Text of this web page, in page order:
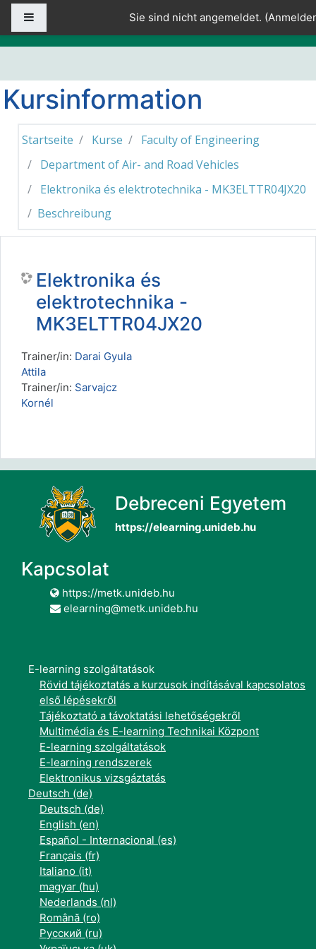
Zum Hauptinhalt
Sie sind nicht angemeldet. (
Kursinformation
Startseite Kurse
Faculty of Engineering
Department of Air- and Road Vehicles
Elektronika és elektrotechnika - MK3ELTTR04JX20
Beschreibung
Elektronika és
elektrotechnika -
MK3ELTTR04JX20
Trainer/in: Darai Gyula
Attila
Trainer/in: Sarvajcz
Kornél
Debreceni Egyetem
https://elearning.unideb.hu
Kapcsolat
https://metk.unideb.hu
elearning@metk.unideb.hu
E-learning szolgáltatások
Rövid tájékoztatás a kurzusok indításával kapcsolatos
első lépésekről
Tájékoztató a távoktatási lehetőségekről
Multimédia és E-learning Technikai Központ
E-learning szolgáltatások
E-learning rendszerek
Elektronikus vizsgáztatás
Deutsch ‎(de)‎
Deutsch ‎(de)‎
English ‎(en)‎
Español - Internacional ‎(es)‎
Français ‎(fr)‎
Italiano ‎(it)‎
magyar ‎(hu)‎
Nederlands ‎(nl)‎
Română ‎(ro)‎
Русский ‎(ru)‎